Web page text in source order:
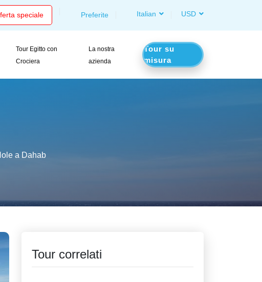
speciale Preferite Italian USD
Tour Egitto con
Crociera
La nostra
azienda
Tour su
misura
a Dahab
Tour correlati